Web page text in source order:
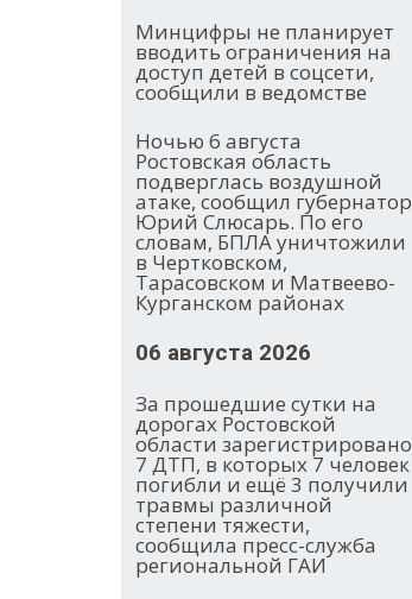
Минцифры не планирует
вводить ограничения на
доступ детей в соцсети,
сообщили в ведомстве
Ночью 6 августа
Ростовская область
подверглась воздушной
атаке, сообщил губернатор
Юрий Слюсарь. По его
словам, БПЛА уничтожили
в Чертковском,
Тарасовском и Матвеево-
Курганском районах
06 августа 2026
За прошедшие сутки на
дорогах Ростовской
области зарегистрировано
7 ДТП, в которых 7 человек
погибли и ещё 3 получили
травмы различной
степени тяжести,
сообщила пресс-служба
региональной ГАИ